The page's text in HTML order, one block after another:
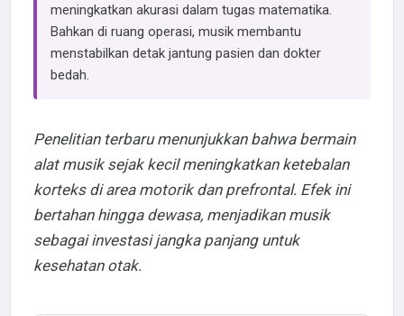
meningkatkan akurasi dalam tugas matematika.
Bahkan di ruang operasi, musik membantu
menstabilkan detak jantung pasien dan dokter
bedah.
Penelitian terbaru menunjukkan bahwa bermain
alat musik sejak kecil meningkatkan ketebalan
korteks di area motorik dan prefrontal. Efek ini
bertahan hingga dewasa, menjadikan musik
sebagai investasi jangka panjang untuk
kesehatan otak.